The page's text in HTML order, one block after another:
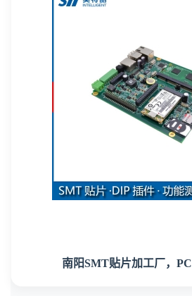
南阳SMT贴片加工厂，